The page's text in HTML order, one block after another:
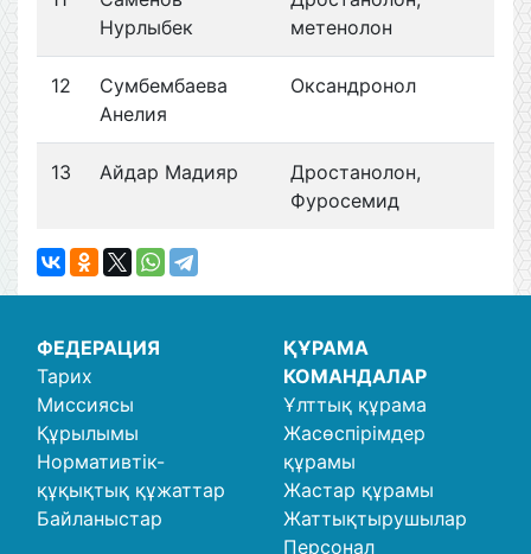
Нурлыбек
метенолон
12
Сумбембаева
Анелия
Оксандронол
13 Айдар Мадияр
Дростанолон,
Фуросемид
ФЕДЕРАЦИЯ
Тарих
Миссиясы
Құрылымы
Нормативтік-
құқықтық құжаттар
Байланыстар
ҚҰРАМА
КОМАНДАЛАР
Ұлттық құрама
Жасөспірімдер
құрамы
Жастар құрамы
Жаттықтырушылар
Персонал